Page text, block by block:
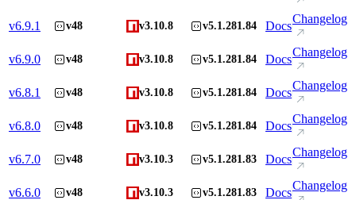
v6.9.1 v48 v3.10.8 v5.1.281.84 Docs
Changelog
v6.9.0 v48 v3.10.8 v5.1.281.84 Docs
Changelog
v6.8.1 v48 v3.10.8 v5.1.281.84 Docs
Changelog
v6.8.0 v48 v3.10.8 v5.1.281.84 Docs
Changelog
v6.7.0 v48 v3.10.3 v5.1.281.83 Docs
Changelog
v6.6.0 v48 v3.10.3 v5.1.281.83 Docs
Changelog